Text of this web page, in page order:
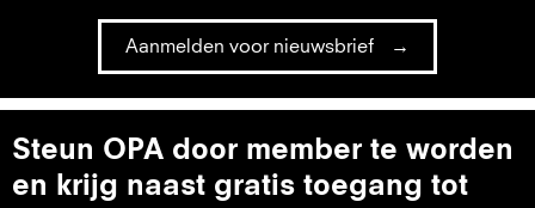
Aanmelden voor nieuwsbrief
Steun OPA door member te worden
en krijg naast gratis toegang tot